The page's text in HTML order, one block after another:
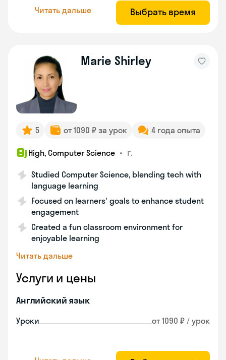
Читать дальше Выбрать время
Marie Shirley
5 от 1090 ₽ за урок 4 года опыта
High, Computer Science • г.
Studied Computer Science, blending tech with
language learning
Focused on learners' goals to enhance student
engagement
Created a fun classroom environment for
enjoyable learning
Читать дальше
Услуги и цены
Английский язык
Уроки от 1090 ₽ / урок